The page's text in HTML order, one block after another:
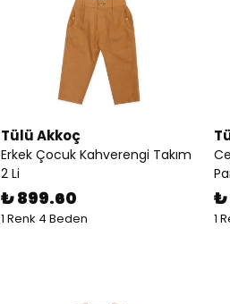
Tülü Akkoç
Erkek Çocuk Kahverengi Takım
2 Li
₺ 899.60
1 Renk 4 Beden
₺
1